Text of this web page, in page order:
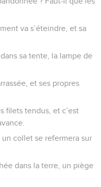
va s’éteindre, et sa
sa tente, la lampe de
et ses propres
filets tendus, et c’est
collet se refermera sur
dans la terre, un piège